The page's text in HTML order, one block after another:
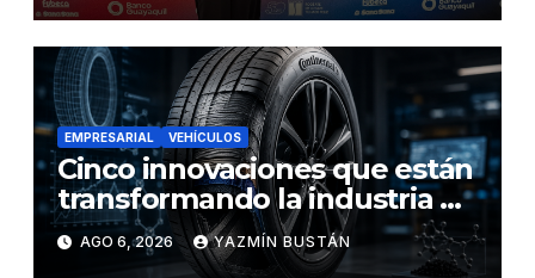
EMPRESARIAL VEHÍCULOS
Cinco innovaciones que están
transformando la industria de
los neumáticos y redefinen el
futuro de la movilidad
AGO 6, 2026 YAZMÍN BUSTÁN